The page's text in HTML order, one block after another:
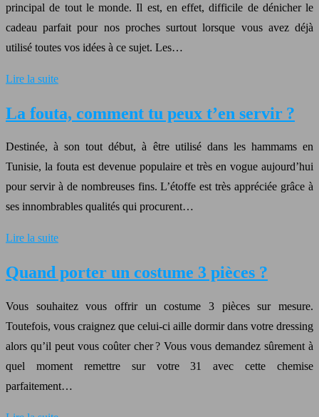
principal de tout le monde. Il est, en effet, difficile de dénicher le
cadeau parfait pour nos proches surtout lorsque vous avez déjà
utilisé toutes vos idées à ce sujet. Les…
Lire la suite
La fouta, comment tu peux t’en servir ?
Destinée, à son tout début, à être utilisé dans les hammams en
Tunisie, la fouta est devenue populaire et très en vogue aujourd’hui
pour servir à de nombreuses fins. L’étoffe est très appréciée grâce à
ses innombrables qualités qui procurent…
Lire la suite
Quand porter un costume 3 pièces ?
Vous souhaitez vous offrir un costume 3 pièces sur mesure.
Toutefois, vous craignez que celui-ci aille dormir dans votre dressing
alors qu’il peut vous coûter cher ? Vous vous demandez sûrement à
quel moment remettre sur votre 31 avec cette chemise
parfaitement…